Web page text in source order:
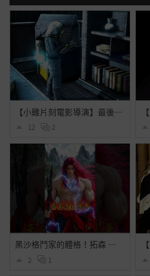
【小雞片刻電影導演】最後一次下潛
12 2
黑沙格鬥家的體格！拓森 滅星矛現世！萬力歸一的極致壓迫感💥
2 1